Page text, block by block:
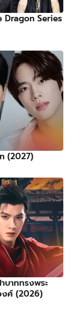
Dragon Series
(2027)
บาททรงพระ
ศ์ (2026)